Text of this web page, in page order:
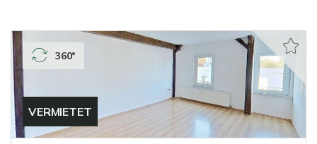
VERMIETET
360°